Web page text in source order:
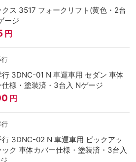
クス 3517 フォークリフト(黄色・2台
ージ
円
行
行 3DNC-01 N 車運車用 セダン 車体
仕様・塗装済・3台入 Nゲージ
円
行
行 3DNC-02 N 車運車用 ピックアッ
ック 車体カバー仕様・塗装済・3台入